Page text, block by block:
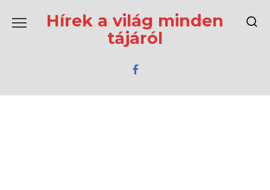
содержаниюHírek a világ minden
tájáról